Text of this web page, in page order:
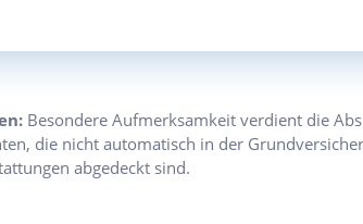
Besondere Aufmerksamkeit verdient die
die nicht automatisch in der
abgedeckt sind.